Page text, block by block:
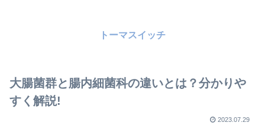
トーマスイッチ
大腸菌群と腸内細菌科の違いとは？分かりや
すく解説!
2023.07.29